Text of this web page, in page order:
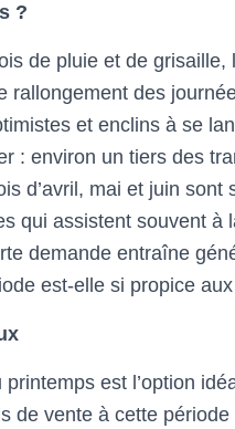
?
de pluie et de
rallongement des
et enclins à se
: environ un tiers des
d’avril, mai et juin sont
qui assistent souvent à
demande entraîne
est-elle si propice
est l’option
de vente à cette